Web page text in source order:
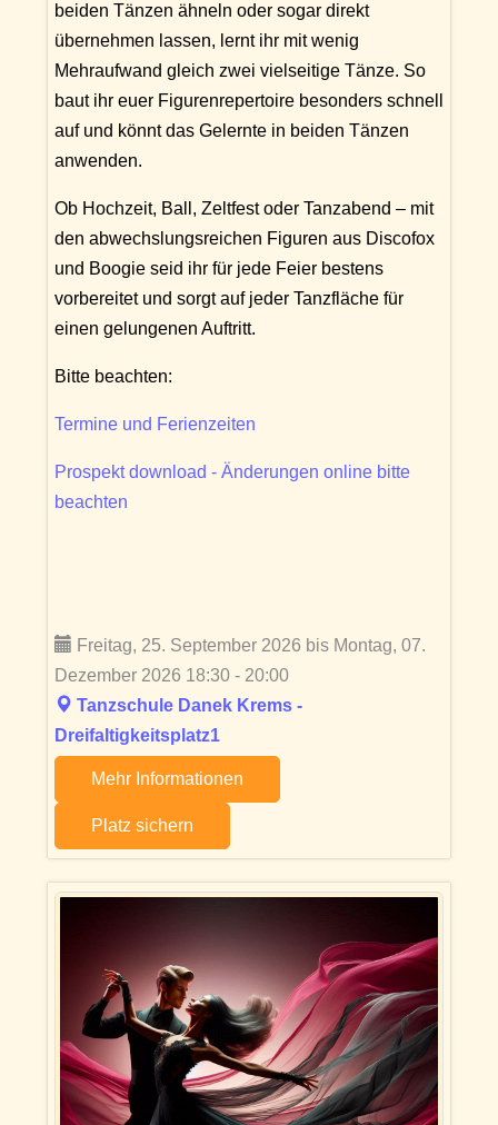
beiden Tänzen ähneln oder sogar direkt
übernehmen lassen, lernt ihr mit wenig
Mehraufwand gleich zwei vielseitige Tänze. So
baut ihr euer Figurenrepertoire besonders schnell
auf und könnt das Gelernte in beiden Tänzen
anwenden.
Ob Hochzeit, Ball, Zeltfest oder Tanzabend – mit
den abwechslungsreichen Figuren aus Discofox
und Boogie seid ihr für jede Feier bestens
vorbereitet und sorgt auf jeder Tanzfläche für
einen gelungenen Auftritt.
Bitte beachten:
Termine und Ferienzeiten
Prospekt download - Änderungen online bitte
beachten
Freitag, 25. September 2026 bis Montag, 07.
Dezember 2026 18:30 - 20:00
Tanzschule Danek Krems -
Dreifaltigkeitsplatz1
Mehr Informationen
Platz sichern